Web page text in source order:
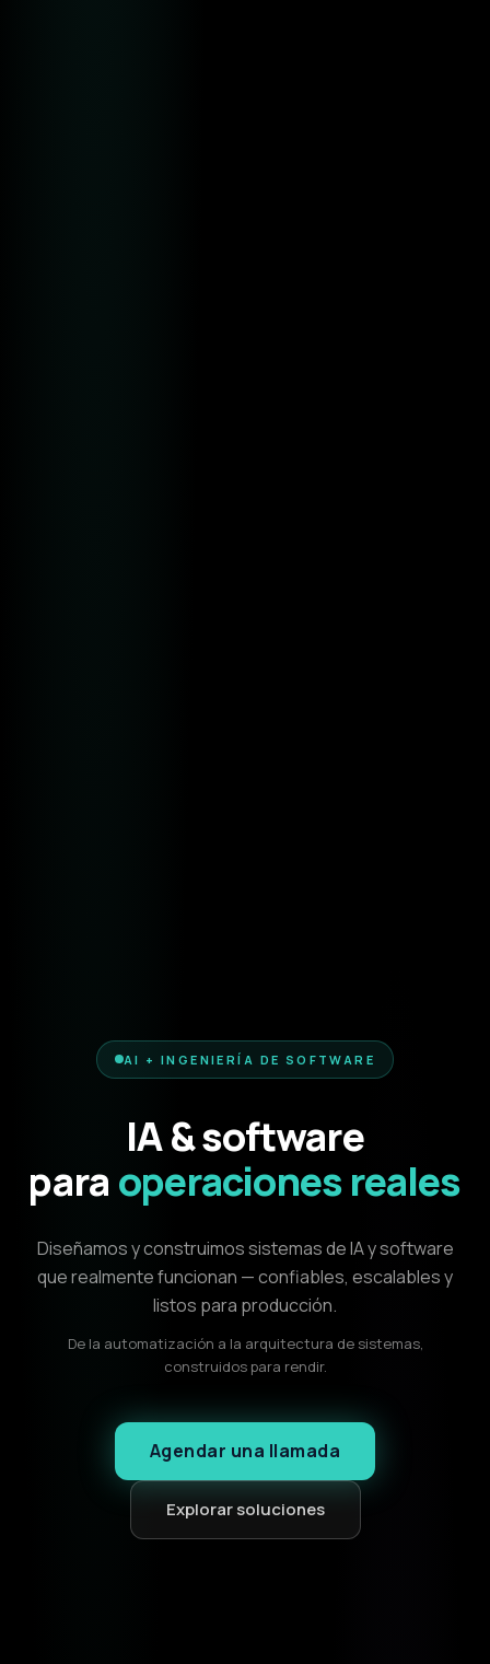
AI + INGENIERÍA DE SOFTWARE
IA & software
para operaciones reales
Diseñamos y construimos sistemas de IA y software
que realmente funcionan — confiables, escalables y
listos para producción.
De la automatización a la arquitectura de sistemas,
construidos para rendir.
Agendar una llamada
Explorar soluciones